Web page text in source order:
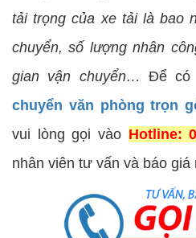
tải trọng của xe tải là bao
chuyển, số lượng nhân
gian vận chuyển…
Để có
chuyển văn phòng trọn
vui lòng gọi vào Hotline:
nhân viên tư vấn và báo giá